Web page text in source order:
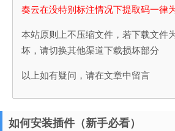
奏云在没特别标注情况下提取码一律
本站原则上不压缩文件，若下载文件
坏，请切换其他渠道下载损坏部分
以上如有疑问，请在文章中留言
如何安装插件（新手必看）